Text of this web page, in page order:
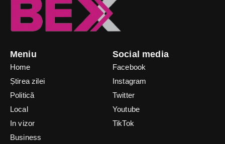
Meniu
Home
Știrea zilei
Politică
Local
In vizor
Business
Social media
Facebook
Instagram
Twitter
Youtube
TikTok